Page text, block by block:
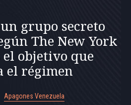
grupo secreto
The New York
el objetivo que
el régimen
Apagones Venezuela